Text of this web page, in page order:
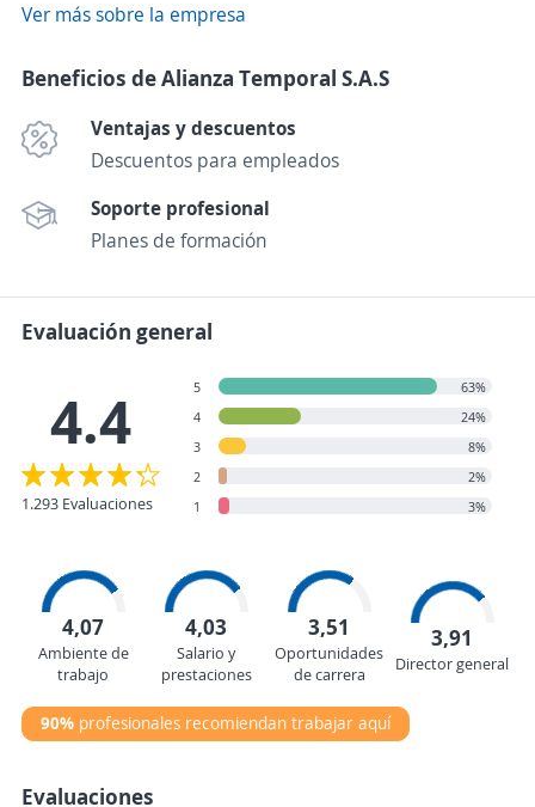
Ver más sobre la empresa
Beneficios de Alianza Temporal S.A.S
Ventajas y descuentos
Descuentos para empleados
Soporte profesional
Planes de formación
Evaluación general
4.4
1.293 Evaluaciones
5
63%
4
24%
3
8%
2
2%
1
3%
4,07
Ambiente de
trabajo
4,03
Salario y
prestaciones
3,51
Oportunidades
de carrera
3,91
Director general
90% profesionales recomiendan trabajar aquí
Evaluaciones